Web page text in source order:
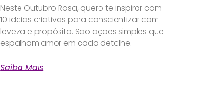
Neste Outubro Rosa, quero te inspirar com
10 ideias criativas para conscientizar com
leveza e propósito. São ações simples que
espalham amor em cada detalhe.
Saiba Mais